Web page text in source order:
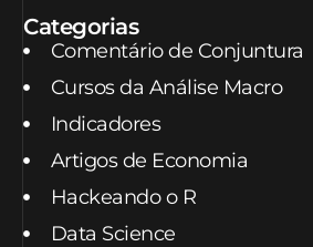
Categorias
Comentário de Conjuntura
Cursos da Análise Macro
Indicadores
Artigos de Economia
Hackeando o R
Data Science